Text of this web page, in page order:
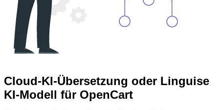
Cloud-KI-Übersetzung oder Linguise
KI-Modell für OpenCart